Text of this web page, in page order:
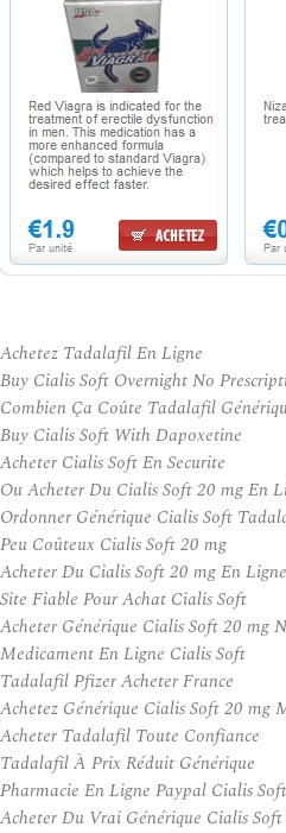
Achetez Tadalafil En Ligne
Buy Cialis Soft Overnight No
Combien Ça Coûte Tadalafil
Buy Cialis Soft With Dapoxetine
Acheter Cialis Soft En Securite
Ou Acheter Du Cialis Soft 20 mg En
Ordonner Générique Cialis Soft
Peu Coûteux Cialis Soft 20 mg
Acheter Du Cialis Soft 20 mg En
Site Fiable Pour Achat Cialis Soft
Acheter Générique Cialis Soft 20 mg
Medicament En Ligne Cialis Soft
Tadalafil Pfizer Acheter France
Achetez Générique Cialis Soft 20 mg
Acheter Tadalafil Toute Confiance
Tadalafil À Prix Réduit Générique
Pharmacie En Ligne Paypal Cialis Soft
Acheter Du Vrai Générique Cialis